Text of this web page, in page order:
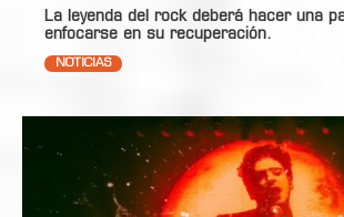
La leyenda del rock deberá hacer una
enfocarse en su recuperación.
NOTICIAS